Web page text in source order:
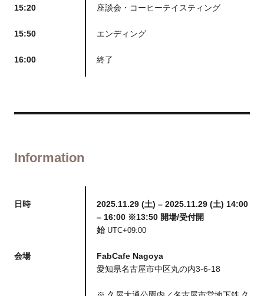
15:20 座談会・コーヒーテイスティング
15:50 エンディング
16:00 終了
Information
日時
2025.11.29 (土) – 2025.11.29 (土) 14:00
– 16:00 ※13:50 開場/受付開
始UTC+09:00
会場
FabCafe Nagoya
愛知県名古屋市中区丸の内3-6-18